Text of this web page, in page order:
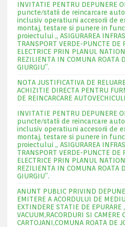
INVITATIE PENTRU DEPUNERE
puncte/statii de reincarcare
inclusiv operatiuni accesorii de
montaj, testare si punere in
proiectului „ ASIGURAREA
TRANSPORT VERDE-PUNCTE DE
ELECTRICE PRIN PLANUL
REZILIENTA IN COMUNA ROATA
GIURGIU”.
NOTA JUSTIFICATIVA DE
ACHIZITIE DIRECTA PENTRU
DE REINCARCARE
INVITATIE PENTRU DEPUNERE
puncte/statii de reincarcare
inclusiv operatiuni accesorii de
montaj, testare si punere in
proiectului „ ASIGURAREA
TRANSPORT VERDE-PUNCTE DE
ELECTRICE PRIN PLANUL
REZILIENTA IN COMUNA ROATA
GIURGIU”.
ANUNT PUBLIC PRIVIND
EMITERE A ACORDULUI DE
EXTINDERE STATIE DE EPURARE
VACUUM,RACORDURI SI CAMERE
CARTOJANI,COMUNA ROATA DE